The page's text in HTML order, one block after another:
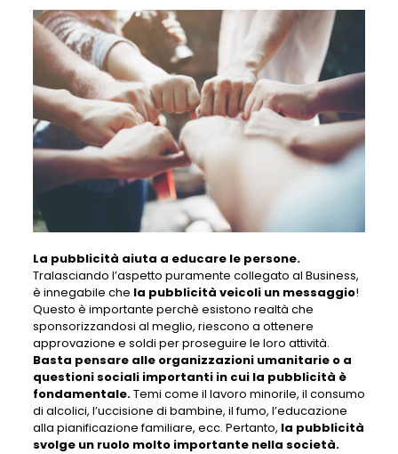
La pubblicità aiuta a educare le persone.
Tralasciando l’aspetto puramente collegato al Business,
è innegabile che la pubblicità veicoli un messaggio!
Questo è importante perchè esistono realtà che
sponsorizzandosi al meglio, riescono a ottenere
approvazione e soldi per proseguire le loro attività.
Basta pensare alle organizzazioni umanitarie o a
questioni sociali importanti in cui la pubblicità è
fondamentale.Temi come il lavoro minorile, il consumo
di alcolici, l’uccisione di bambine, il fumo, l’educazione
alla pianificazione familiare, ecc. Pertanto, la pubblicità
svolge un ruolo molto importante nella società.